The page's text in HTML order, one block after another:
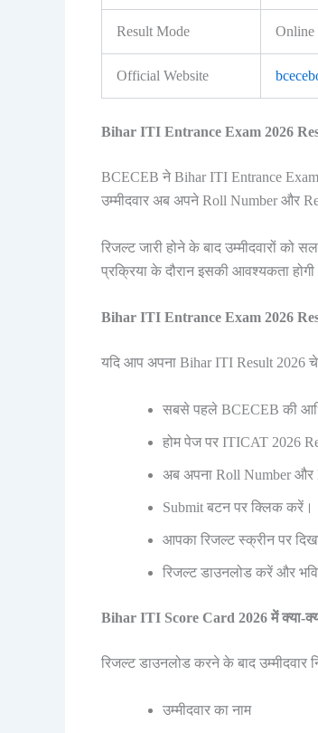
Result Mode Online
Official Website
Bihar ITI Entrance Exam 2026
BCECEB ने Bihar ITI Entrance Exam
उम्मीदवार अब अपने Roll Number और
रिजल्ट जारी होने के बाद उम्मीदवारों को
प्रक्रिया के दौरान इसकी आवश्यकता
Bihar ITI Entrance Exam 2026
यदि आप अपना Bihar ITI Result 2026
सबसे पहले BCECEB की
होम पेज पर ITICAT 2026
अब अपना Roll Number और
Submit बटन पर क्लिक करें।
आपका रिजल्ट स्क्रीन पर
रिजल्ट डाउनलोड करें और
Bihar ITI Score Card 2026 में क्या-क्या
रिजल्ट डाउनलोड करने के बाद उम्मीदवार
उम्मीदवार का नाम